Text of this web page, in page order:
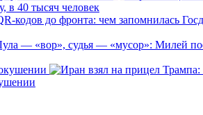
в 40 тысяч человек